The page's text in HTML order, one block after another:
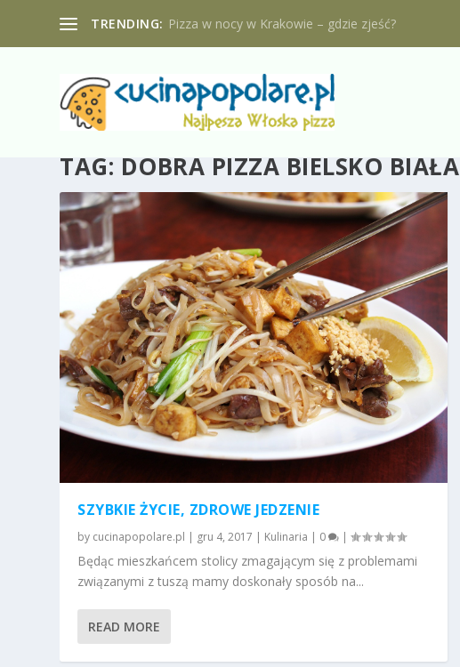
TRENDING: Pizza w nocy w Krakowie – gdzie zjeść?
TAG: DOBRA PIZZA BIELSKO BIAŁA
SZYBKIE ŻYCIE, ZDROWE JEDZENIE
by cucinapopolare.pl | gru 4, 2017 | Kulinaria | 0 |
Będąc mieszkańcem stolicy zmagającym się z problemami
związanymi z tuszą mamy doskonały sposób na...
READ MORE